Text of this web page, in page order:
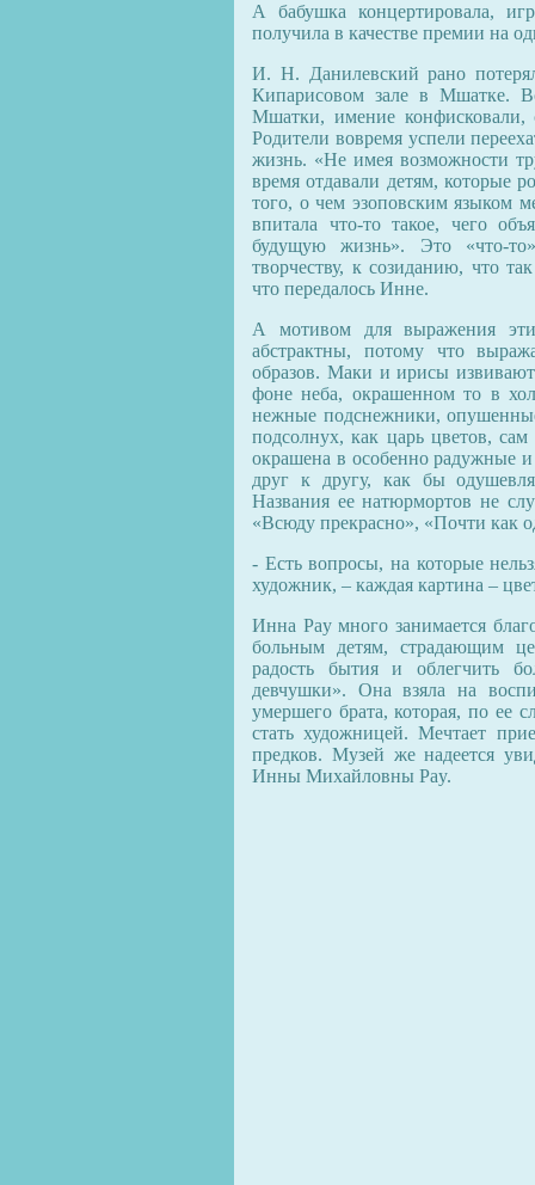
А бабушка концертировала,
получила в качестве премии на
И. Н. Данилевский рано
Кипарисовом зале в Мшатке.
Мшатки, имение конфисковали,
Родители вовремя успели
жизнь. «Не имея возможности
время отдавали детям, которые
того, о чем эзоповским языком
впитала что-то такое, чего
будущую жизнь». Это «что-
творчеству, к созиданию, что
что передалось Инне.
А мотивом для выражения
абстрактны, потому что
образов. Маки и ирисы
фоне неба, окрашенном то в
нежные подснежники,
подсолнух, как царь цветов,
окрашена в особенно радужные
друг к другу, как бы
Названия ее натюрмортов не
«Всюду прекрасно», «Почти как
- Есть вопросы, на которые
художник, – каждая картина –
Инна Pay много занимается
больным детям, страдающим
радость бытия и облегчить
девчушки». Она взяла на
умершего брата, которая, по ее
стать художницей. Мечтает
предков. Музей же надеется
Инны Михайловны Pay.